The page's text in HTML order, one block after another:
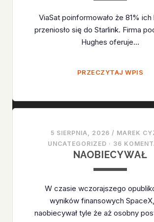
ViaSat poinformowało że 81%
przeniosło się do Starlink. Firma
Hughes oferuje…
PRZECZYTAJ WPIS
DO
5 SIERPNIA, 2026 / MAREK
UNCATEGORIZED · 36
NAOBIECYWAŁ
W czasie wczorajszego
wyników finansowych
naobiecywał tyle że aż osobny